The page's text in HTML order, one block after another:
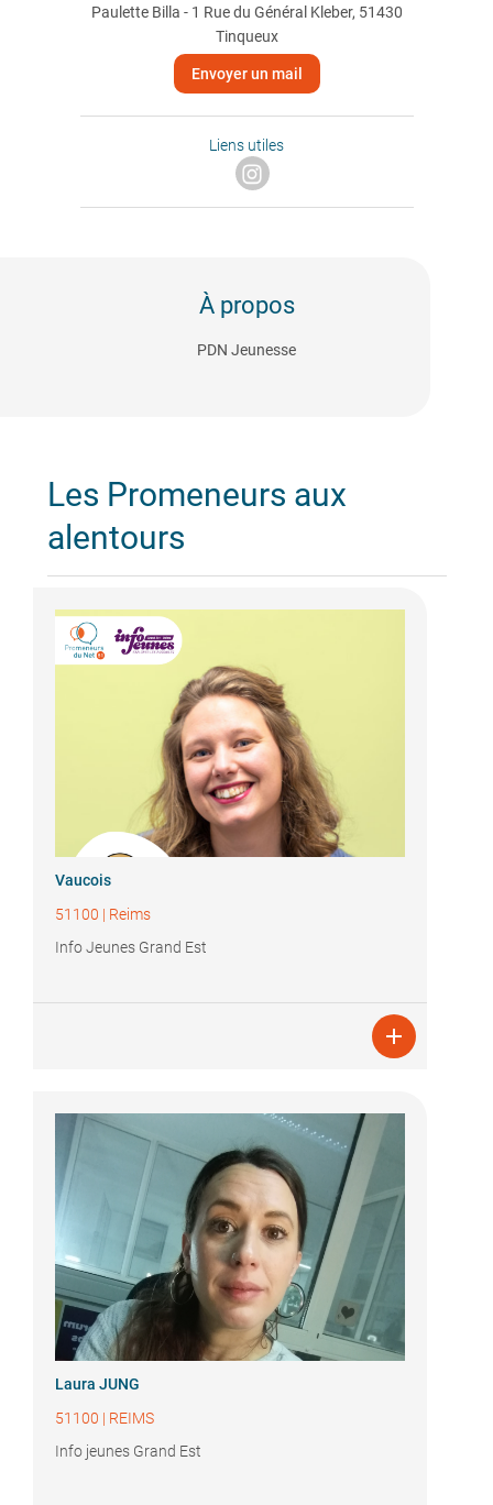
Paulette Billa - 1 Rue du Général Kleber, 51430
Tinqueux
Envoyer un mail
Liens utiles
À propos
PDN Jeunesse
Les Promeneurs aux
alentours
Vaucois
51100 | Reims
Info Jeunes Grand Est

Laura JUNG
51100 | REIMS
Info jeunes Grand Est